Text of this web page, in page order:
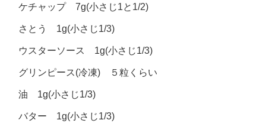
ケチャップ 7g(小さじ1と1/2)
さとう 1g(小さじ1/3)
ウスターソース 1g(小さじ1/3)
グリンピース(冷凍) ５粒くらい
油 1g(小さじ1/3)
バター 1g(小さじ1/3)